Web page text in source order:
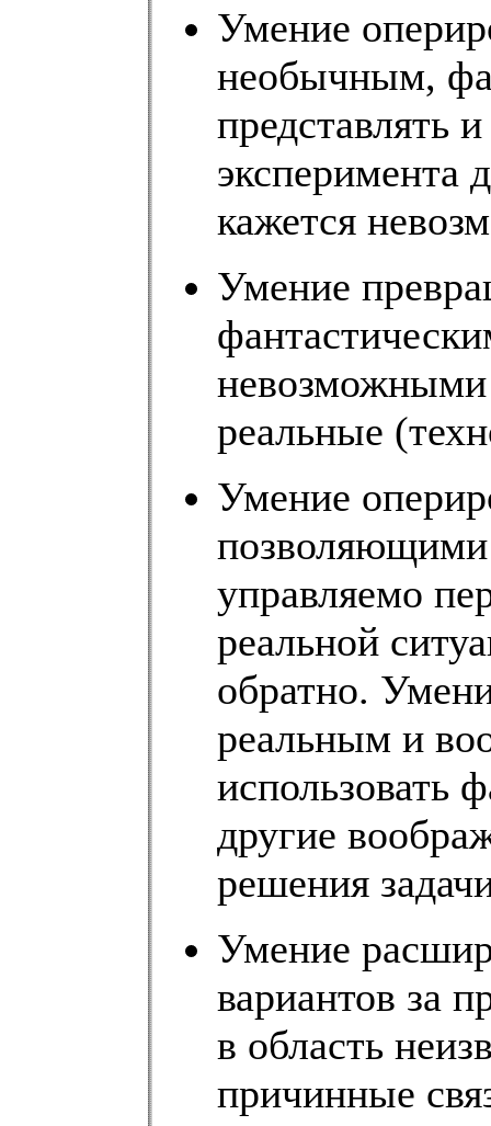
Умение
необычным,
представлять
эксперимента
кажется
Умение
невозможными
реальные
Умение
управляемо
реальной
обратно.
реальным и
использовать
другие
решения
Умение
вариантов за
в область
причинные